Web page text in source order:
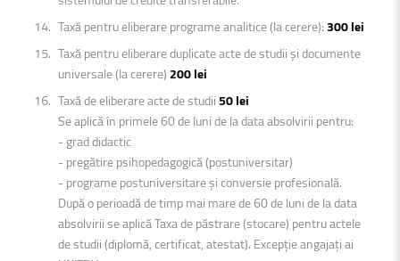
Taxă pentru eliberare programe analitice (la cerere):300 lei
Taxă pentru eliberare duplicate acte de studii și documente
universale (la cerere)200 lei
Taxă de eliberare acte de studii50 lei
Se aplică în primele 60 de luni de la data absolvirii pentru:
- grad didactic
- pregătire psihopedagogică (postuniversitar)
- programe postuniversitare și conversie profesională.
După o perioadă de timp mai mare de 60 de luni de la data
absolvirii se aplică Taxa de păstrare (stocare) pentru actele
de studii (diplomă, certificat, atestat). Excepție angajați ai